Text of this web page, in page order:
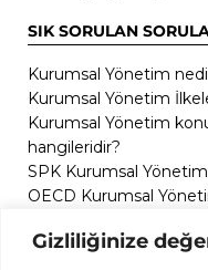
Gizliliğinize
SIK SORULAN
Kurumsal Yönetim
Kurumsal Yönetim
Kurumsal Yönetim
hangileridir?
SPK Kurumsal
OECD Kurumsal
GİZLİLİK